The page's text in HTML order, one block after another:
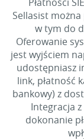
Sellasist
w tym do
Oferowanie
jest wyjściem
udostępniasz
link, płatność
bankowy) z
Integracja z
dokonanie